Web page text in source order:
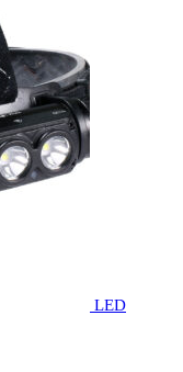
LED